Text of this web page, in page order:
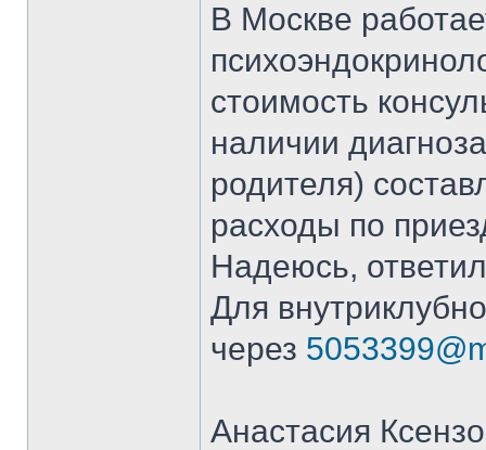
В Москве
стоимость
наличии
родителя)
расходы по
Надеюсь,
Для
через
Анастасия